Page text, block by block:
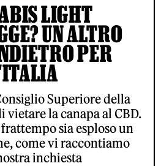
LIGHT
UN ALTRO
PER
Superiore della
vietare la canapa al CBD.
sia esploso un
come vi raccontiamo
inchiesta